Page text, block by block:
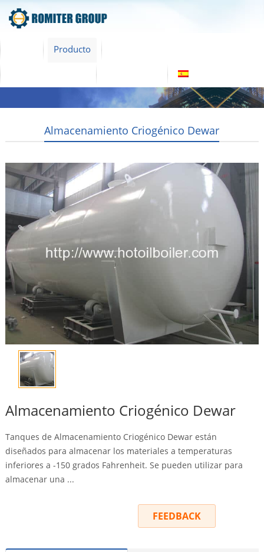
Producto
Almacenamiento Criogénico Dewar
Almacenamiento Criogénico Dewar
Tanques de Almacenamiento Criogénico Dewar están
diseñados para almacenar los materiales a temperaturas
inferiores a -150 grados Fahrenheit. Se pueden utilizar para
almacenar una ...
FEEDBACK